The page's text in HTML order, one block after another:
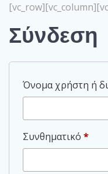
Σύνδεση
Όνομα χρήστη ή
Συνθηματικό *